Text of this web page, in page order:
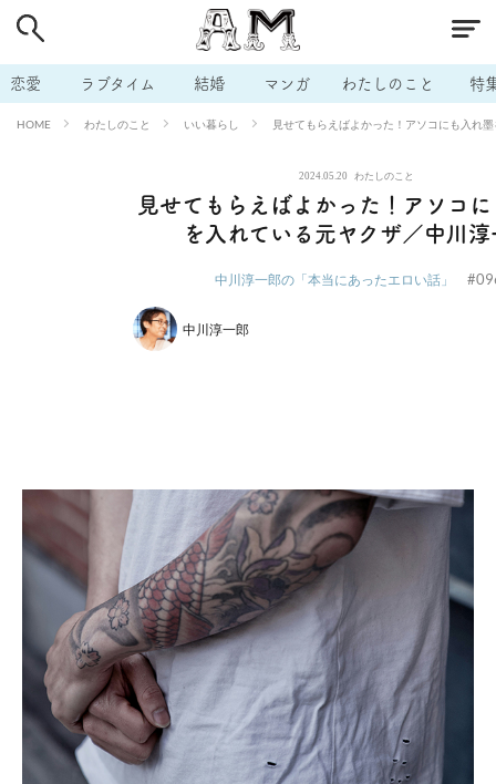
恋愛 ラブタイム 結婚 マンガ わたしのこと 特
HOME わたしのこと いい暮らし 見せてもらえばよかった！アソコにも入れ
2024.05.20 わたしのこと
見せてもらえばよかった！アソコ
を入れている元ヤクザ／中川淳
中川淳一郎の「本当にあったエロい話」
中川淳一郎
# 男の本音 # セフレ # 不倫
# 出会う方法 # マッチングアプリ # ラブグッズ # 体の相